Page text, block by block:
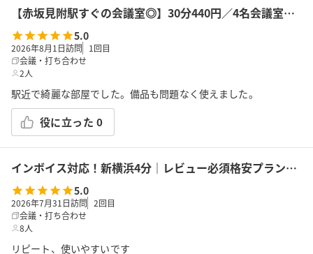
【赤坂見附駅すぐの会議室◎】30分440円／4名会議室＜RoomB＞ モニター有 ※予約時間前は入室不可
5.0
2026年8月1日訪問 1 回目
会議・打ち合わせ
2人
駅近で綺麗な部屋でした。備品も問題なく使えました。
役に立った 0
インボイス対応！新横浜4分｜レビュー必須格安プラン｜14席｜土足OK｜Wi-Fi｜43型モニター｜ボドゲ｜面接・勉強｜トイレは女性に嬉しいお部屋外男女別
5.0
2026年7月31日訪問 2回目
会議・打ち合わせ
8人
リピート、使いやすいです